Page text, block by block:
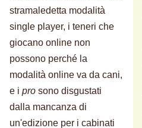
stramaledetta modalità
single player, i teneri che
giocano online non
possono perché la
modalità online va da cani,
e i pro sono disgustati
dalla mancanza di
un'edizione per i cabinati